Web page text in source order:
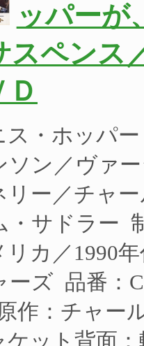
ッパーが
スペン
Ｄ
ス・ホッパ
ソン／ヴァ
リー／チャ
・サドラー
リカ／1990
ーズ 品番：
作：チャー
ケット背面